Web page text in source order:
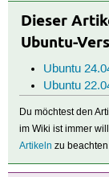
Dieser
Ubuntu-
Ubuntu
Ubuntu
Du möchtest den
im Wiki ist immer
Artikeln zu